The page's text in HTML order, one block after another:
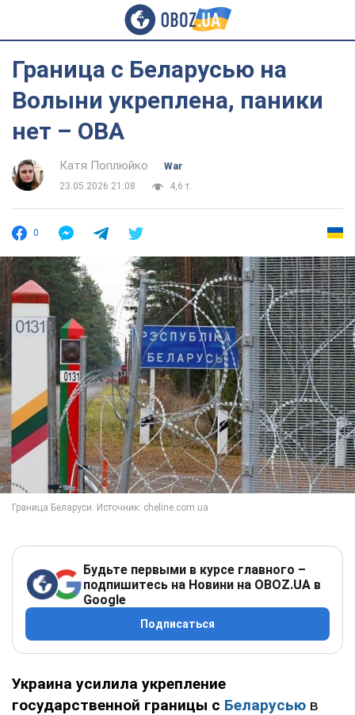
Граница с Беларусью на
Волыни укреплена, паники
нет – ОВА
Катя Поплюйко
War
23.05.2026 21:08
4,6 т.
0
Будьте первыми в курсе главного –
подпишитесь на Новини на OBOZ.UA в
Google
Подписаться
Украина усилила укрепление
государственной границы с Беларусью в